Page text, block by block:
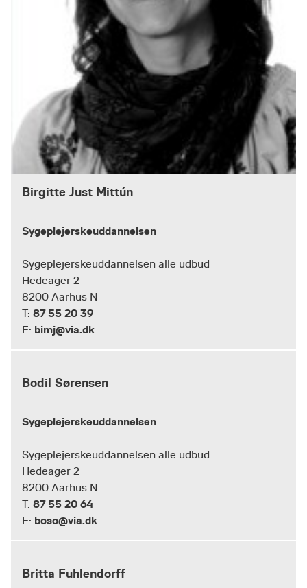
Birgitte Just Mittún
Sygeplejerskeuddannelsen
Sygeplejerskeuddannelsen alle udbud
Hedeager 2
8200 Aarhus N
T: 87 55 20 39
E: bimj@via.dk
Bodil Sørensen
Sygeplejerskeuddannelsen
Sygeplejerskeuddannelsen alle udbud
Hedeager 2
8200 Aarhus N
T: 87 55 20 64
E: boso@via.dk
Britta Fuhlendorff